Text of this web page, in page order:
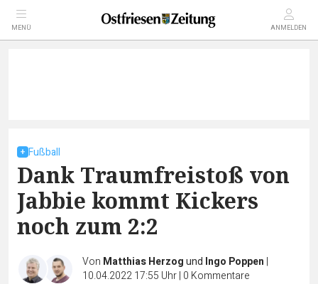
MENÜ ANMELDEN
Fußball
Dank Traumfreistoß von
Jabbie kommt Kickers
noch zum 2:2
Von Matthias Herzogund Ingo Poppen |
10.04.2022 17:55 Uhr| 0 Kommentare